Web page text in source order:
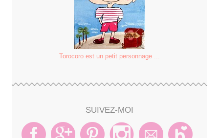
Torocoro est un petit personnage ...
SUIVEZ-MOI